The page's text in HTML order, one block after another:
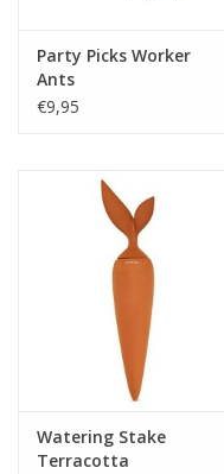
Party Picks Worker
Ants
€9,95
Watering Stake
Terracotta